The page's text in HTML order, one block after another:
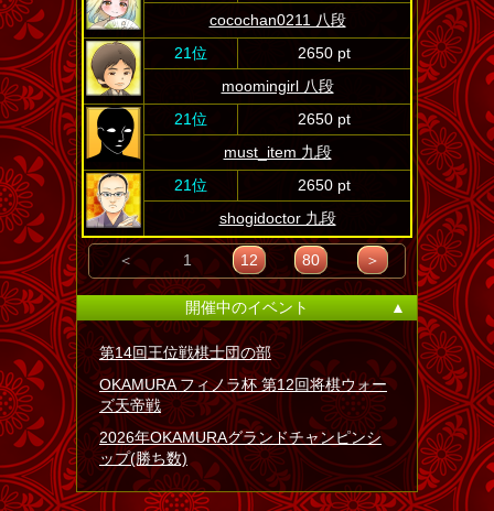
cocochan0211 八段
21位
2650 pt
moomingirl 八段
21位
2650 pt
must_item 九段
21位
2650 pt
shogidoctor 九段
＜ 1 12 80 ＞
開催中のイベント ▲
第14回王位戦棋士団の部
OKAMURA フィノラ杯 第12回将棋ウォー
ズ天帝戦
2026年OKAMURAグランドチャンピンシ
ップ(勝ち数)